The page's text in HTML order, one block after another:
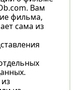
Вам
фильма,
сама из